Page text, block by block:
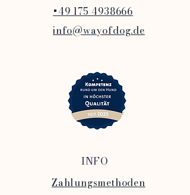
+49 175 4938666
info@wayofdog.de
INFO
Zahlungsmethoden